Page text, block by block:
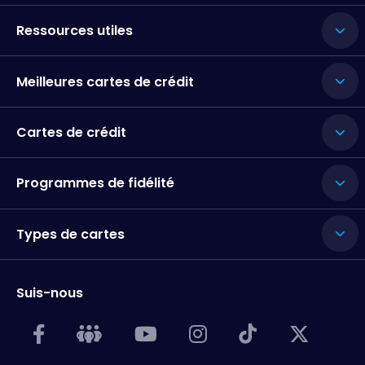
Ressources utiles
Meilleures cartes de crédit
Cartes de crédit
Programmes de fidélité
Types de cartes
Suis-nous